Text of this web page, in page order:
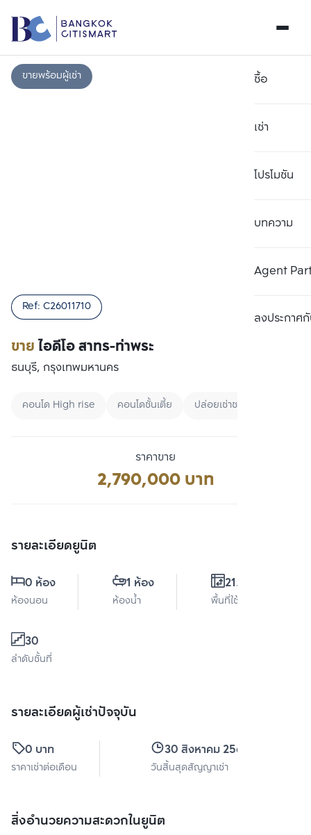
ซื้อ
เช่า
โปรโมชัน
บทความ
Agent
ลงประกาศกั
ขายพร้อมผู้เช่า
ขายไอดีโอ สาทร-ท่าพระ
Ref: C26011710
ธนบุรี, กรุงเทพมหานคร
คอนโด High rise คอนโดชั้นเตี้ย ปล่อยเช่าชาวต่างชาติ
ราคาขาย
2,790,000 บาท
รายละเอียดยูนิต
0 ห้อง
ห้องนอน
1 ห้อง
ห้องน้ำ
21.8 ตร.ม.
พื้นที่ใช้สอย
30
ลำดับชั้นที่
รายละเอียดผู้เช่าปัจจุบัน
0 บาท
ราคาเช่าต่อเดือน
30 สิงหาคม 2569
วันสิ้นสุดสัญญาเช่า
สิ่งอำนวยความสะดวกในยูนิต